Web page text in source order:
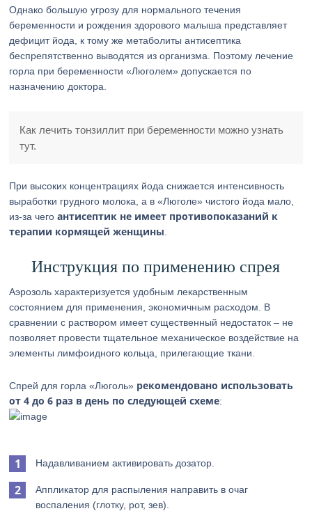
Однако большую угрозу для нормального течения
беременности и рождения здорового малыша представляет
дефицит йода, к тому же метаболиты антисептика
беспрепятственно выводятся из организма. Поэтому лечение
горла при беременности «Люголем» допускается по
назначению доктора.
Как лечить тонзиллит при беременности можно узнать
тут.
При высоких концентрациях йода снижается интенсивность
выработки грудного молока, а в «Люголе» чистого йода мало,
из-за чегоантисептик не имеет противопоказаний к
терапии кормящей женщины
Инструкция по применению спрея
Аэрозоль характеризуется удобным лекарственным
состоянием для применения, экономичным расходом. В
сравнении с раствором имеет существенный недостаток – не
позволяет провести тщательное механическое воздействие на
элементы лимфоидного кольца, прилегающие ткани.
Спрей для горла «Люголь» рекомендовано использовать
от 4 до 6 раз в день по следующей схеме:
Надавливанием активировать дозатор.
Аппликатор для распыления направить в очаг
воспаления (глотку, рот, зев).